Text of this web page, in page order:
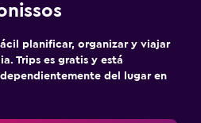
planificar, organizar y viajar
Trips es gratis y está
del lugar en